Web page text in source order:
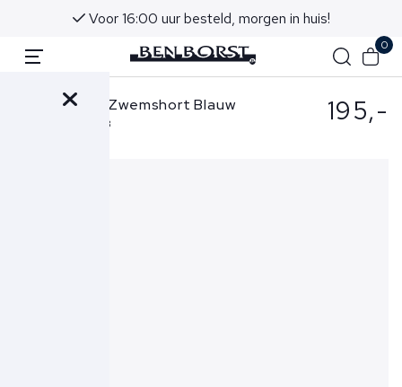
Voor 16:00 uur besteld, morgen in huis!
0
Stone Island Zwemshort Blauw
B100003 S0043 195,-